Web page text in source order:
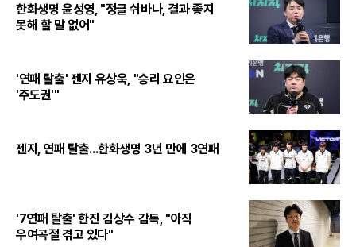
한화생명 윤성영, "정글 쉬바나, 결과 좋지
못해 할 말 없어"
'연패 탈출' 젠지 유상욱, "승리 요인은
'주도권'"
젠지, 연패 탈출...한화생명 3년 만에 3연패
'7연패 탈출' 한진 김상수 감독, "아직
우여곡절 겪고 있다"